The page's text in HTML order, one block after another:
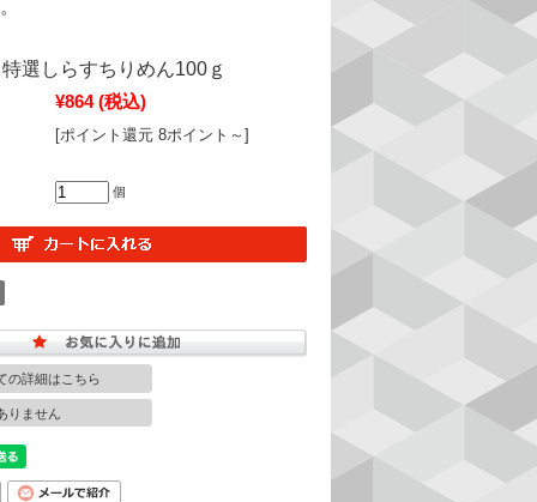
選しらすちりめん100ｇ
¥864 (税込)
[ポイント還元 8ポイント～]
個
の詳細はこちら
りません